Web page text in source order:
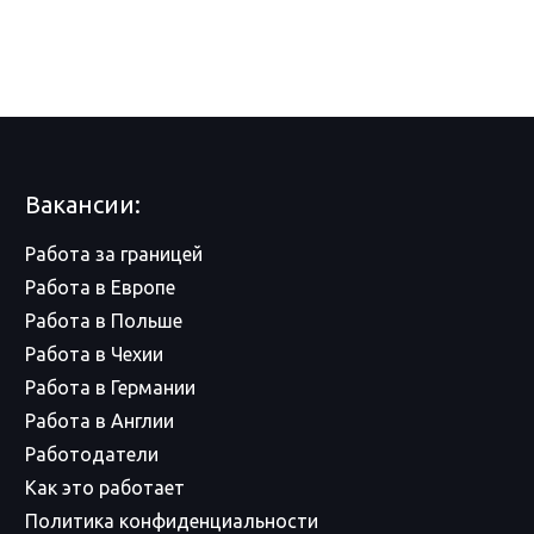
Вакансии:
Работа за границей
Работа в Европе
Работа в Польше
Работа в Чехии
Работа в Германии
Работа в Англии
Работодатели
Как это работает
Политика конфиденциальности